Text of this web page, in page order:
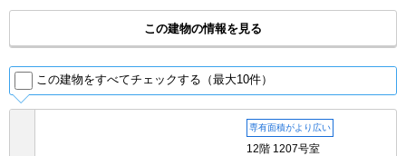
この建物の情報を見る
この建物をすべてチェックする（最大10件）
専有面積がより広い
12階 1207号室